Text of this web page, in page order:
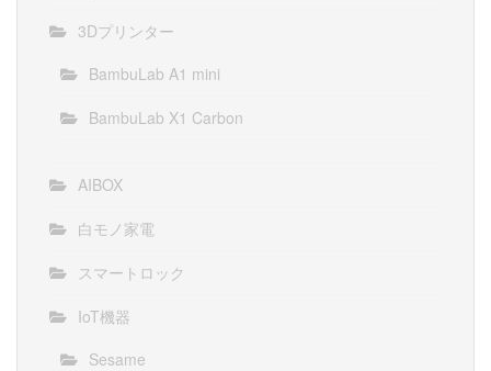
3Dプリンター
BambuLab A1 mini
BambuLab X1 Carbon
AIBOX
白モノ家電
スマートロック
IoT機器
Sesame